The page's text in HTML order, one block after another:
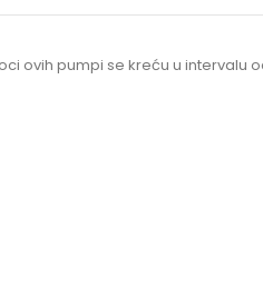
ovih pumpi se kreću u intervalu